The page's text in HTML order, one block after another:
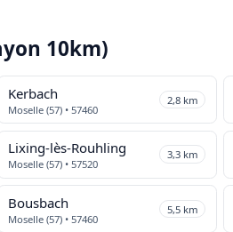
10km)
Kerbach
Moselle (57) • 57460
2,8 km
Lixing-lès-Rouhling
Moselle (57) • 57520
3,3 km
Bousbach
Moselle (57) • 57460
5,5 km